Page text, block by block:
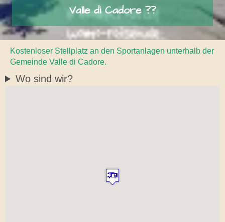
Valle di Cadore ??
Kostenloser Stellplatz an den Sportanlagen unterhalb der
Gemeinde Valle di Cadore.
Wo sind wir?